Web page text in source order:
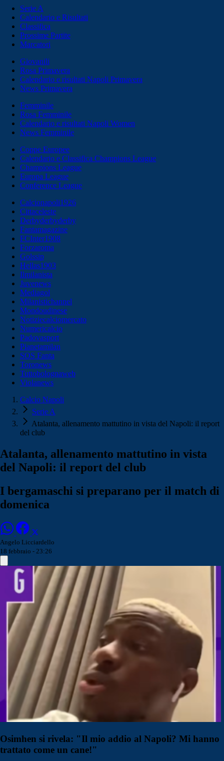
Serie A
Calendario e Risultati
Classifica
Prossime Partite
Marcatori
Giovanili
Rosa Primavera
Calendario e risultati Napoli Primavera
News Primavera
Femminile
Rosa Femminile
Calendario e risultati Napoli Women
News Femminile
Coppe Europee
Calendario e Classifica Champions League
Champions League
Europa League
Conference League
Calcionapoli1926
Cittaceleste
Derbyderbyderby
Fantamagazine
FCInter1908
Forzaroma
Golssip
Hellas1903
Ilmilanista
Juvenews
Mediagol
Milanistichannel
Mondoudinese
Notiziecalciomercato
Numericalcio
Padovasport
Pianetamilan
SOS Fanta
Toronews
Tuttobolognaweb
Violanews
Calcio Napoli
Serie A
Atalanta, allenamento mattutino in vista del Napoli: il report
del club
Atalanta, allenamento mattutino in vista
del Napoli: il report del club
I bergamaschi si preparano per il match di
domenica
Angelo Licciardello
18 febbraio - 23:26
Osimhen si rivela: "Il mio addio al Napoli? Mi hanno
trattato come un cane!"